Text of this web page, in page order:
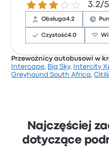
dostęp do biletów i
3.2 gwiazdek w skali
3.2/5
Obsługa4.2
Czystość4.0
Na podstawie 10500
Przewoźnicy autobusowi w
Intercape, Big Sky, Intercity
Greyhound South Africa,
Najczęściej
dotyczące